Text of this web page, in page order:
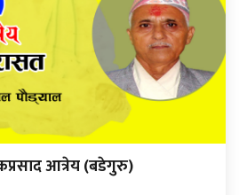
आत्रेय (बडेगुरु)